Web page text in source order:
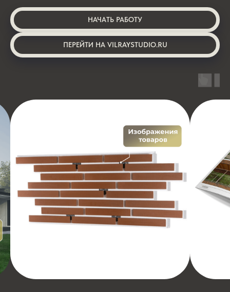
НАЧАТЬ РАБОТУ
ПЕРЕЙТИ НА VILRAYSTUDIO.RU